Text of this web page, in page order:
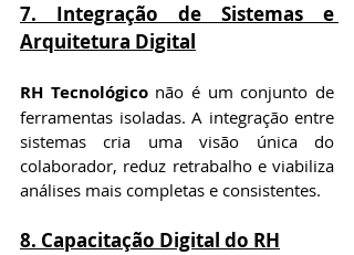
7. Integração de Sistemas e
Arquitetura Digital
RH Tecnológico não é um conjunto de
ferramentas isoladas. A integração entre
sistemas cria uma visão única do
colaborador, reduz retrabalho e viabiliza
análises mais completas e consistentes.
8. Capacitação Digital do RH